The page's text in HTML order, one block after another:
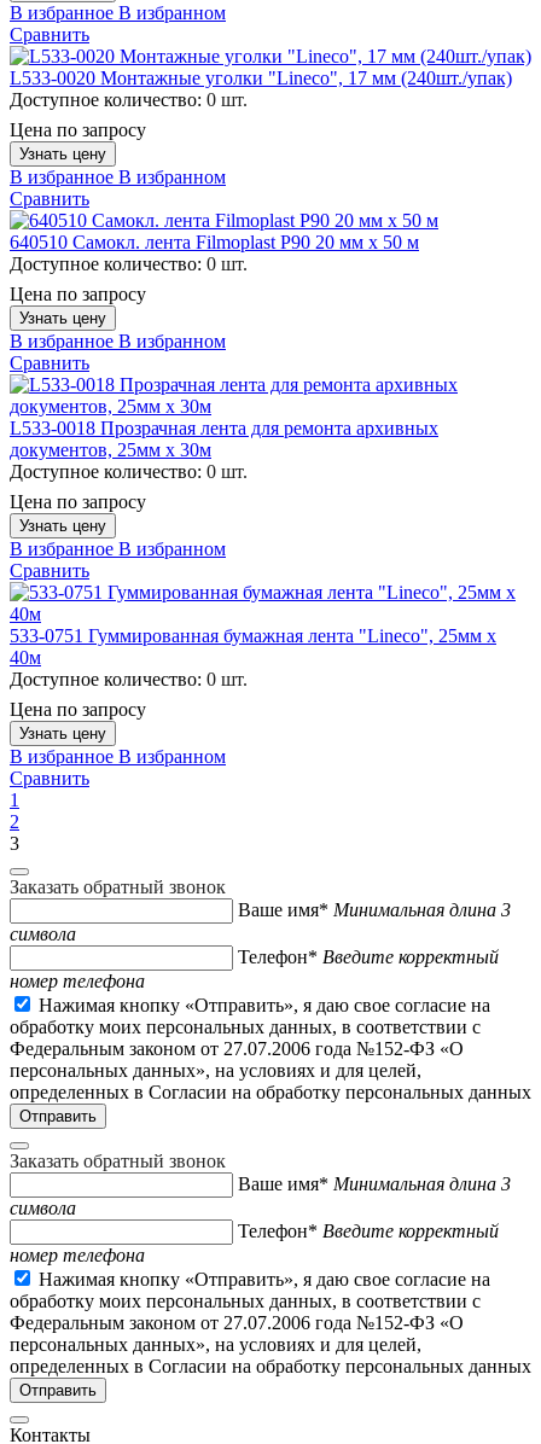
В избранное В избранном
Сравнить
L533-0020 Монтажные уголки "Lineco", 17 мм (240шт./упак)
Доступное количество: 0 шт.
Цена по запросу
Узнать цену
В избранное В избранном
Сравнить
640510 Cамокл. лента Filmoplast P90 20 мм х 50 м
Доступное количество: 0 шт.
Цена по запросу
Узнать цену
В избранное В избранном
Сравнить
L533-0018 Прозрачная лента для ремонта архивных
документов, 25мм х 30м
Доступное количество: 0 шт.
Цена по запросу
Узнать цену
В избранное В избранном
Сравнить
533-0751 Гуммированная бумажная лента "Lineco", 25мм х
40м
Доступное количество: 0 шт.
Цена по запросу
Узнать цену
В избранное В избранном
Сравнить
1
2
3
Заказать обратный звонок
Ваше имя* Минимальная длина 3
символа
Телефон* Введите корректный
номер телефона
Нажимая кнопку «Отправить», я даю свое согласие на
обработку моих персональных данных, в соответствии с
Федеральным законом от 27.07.2006 года №152-ФЗ «О
персональных данных», на условиях и для целей,
определенных в Согласии на обработку персональных данных
Заказать обратный звонок
Ваше имя* Минимальная длина 3
символа
Телефон* Введите корректный
номер телефона
Нажимая кнопку «Отправить», я даю свое согласие на
обработку моих персональных данных, в соответствии с
Федеральным законом от 27.07.2006 года №152-ФЗ «О
персональных данных», на условиях и для целей,
определенных в Согласии на обработку персональных данных
Контакты